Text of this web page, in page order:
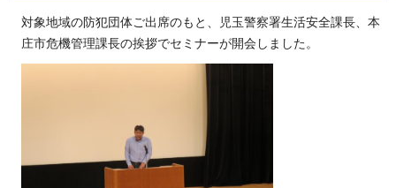
対象地域の防犯団体ご出席のもと、児玉警察署生活安全課長、本
庄市危機管理課長の挨拶でセミナーが開会しました。